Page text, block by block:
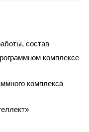
состав
комплексе
комплекса